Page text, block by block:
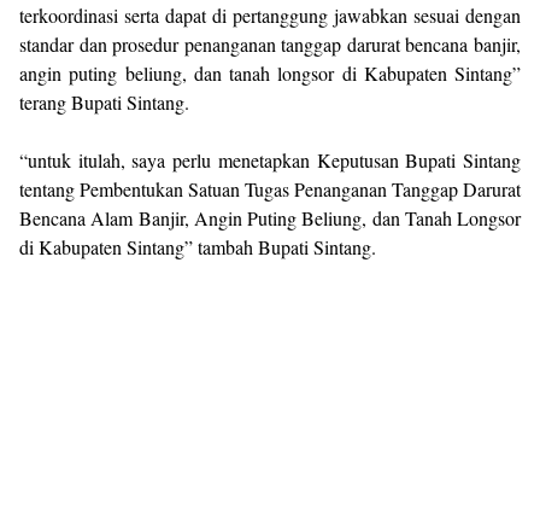
terkoordinasi serta dapat di pertanggung jawabkan sesuai dengan
standar dan prosedur penanganan tanggap darurat bencana banjir,
angin puting beliung, dan tanah longsor di Kabupaten Sintang”
terang Bupati Sintang.
“untuk itulah, saya perlu menetapkan Keputusan Bupati Sintang
tentang Pembentukan Satuan Tugas Penanganan Tanggap Darurat
Bencana Alam Banjir, Angin Puting Beliung, dan Tanah Longsor
di Kabupaten Sintang” tambah Bupati Sintang.